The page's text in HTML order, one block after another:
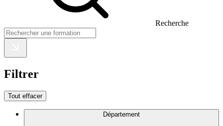
Recherche
Filtrer
Tout effacer
Département